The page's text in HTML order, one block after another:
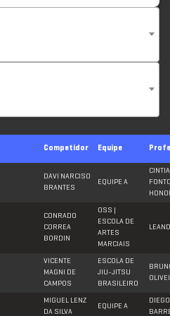
Competidor Equipe
DAVI NARCISO
BRANTES
EQUIPE A
CONRADO
CORREA
BORDIN
OSS |
ESCOLA DE
ARTES
MARCIAIS
VICENTE
MAGNI DE
CAMPOS
ESCOLA DE
JIU-JITSU
BRASILEIRO
MIGUEL LENZ
DA SILVA
EQUIPE A
DIEGO